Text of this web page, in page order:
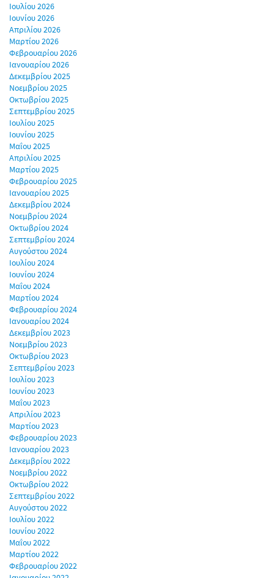
Ιουλίου 2026
Ιουνίου 2026
Απριλίου 2026
Μαρτίου 2026
Φεβρουαρίου 2026
Ιανουαρίου 2026
Δεκεμβρίου 2025
Νοεμβρίου 2025
Οκτωβρίου 2025
Σεπτεμβρίου 2025
Ιουλίου 2025
Ιουνίου 2025
Μαΐου 2025
Απριλίου 2025
Μαρτίου 2025
Φεβρουαρίου 2025
Ιανουαρίου 2025
Δεκεμβρίου 2024
Νοεμβρίου 2024
Οκτωβρίου 2024
Σεπτεμβρίου 2024
Αυγούστου 2024
Ιουλίου 2024
Ιουνίου 2024
Μαΐου 2024
Μαρτίου 2024
Φεβρουαρίου 2024
Ιανουαρίου 2024
Δεκεμβρίου 2023
Νοεμβρίου 2023
Οκτωβρίου 2023
Σεπτεμβρίου 2023
Ιουλίου 2023
Ιουνίου 2023
Μαΐου 2023
Απριλίου 2023
Μαρτίου 2023
Φεβρουαρίου 2023
Ιανουαρίου 2023
Δεκεμβρίου 2022
Νοεμβρίου 2022
Οκτωβρίου 2022
Σεπτεμβρίου 2022
Αυγούστου 2022
Ιουλίου 2022
Ιουνίου 2022
Μαΐου 2022
Μαρτίου 2022
Φεβρουαρίου 2022